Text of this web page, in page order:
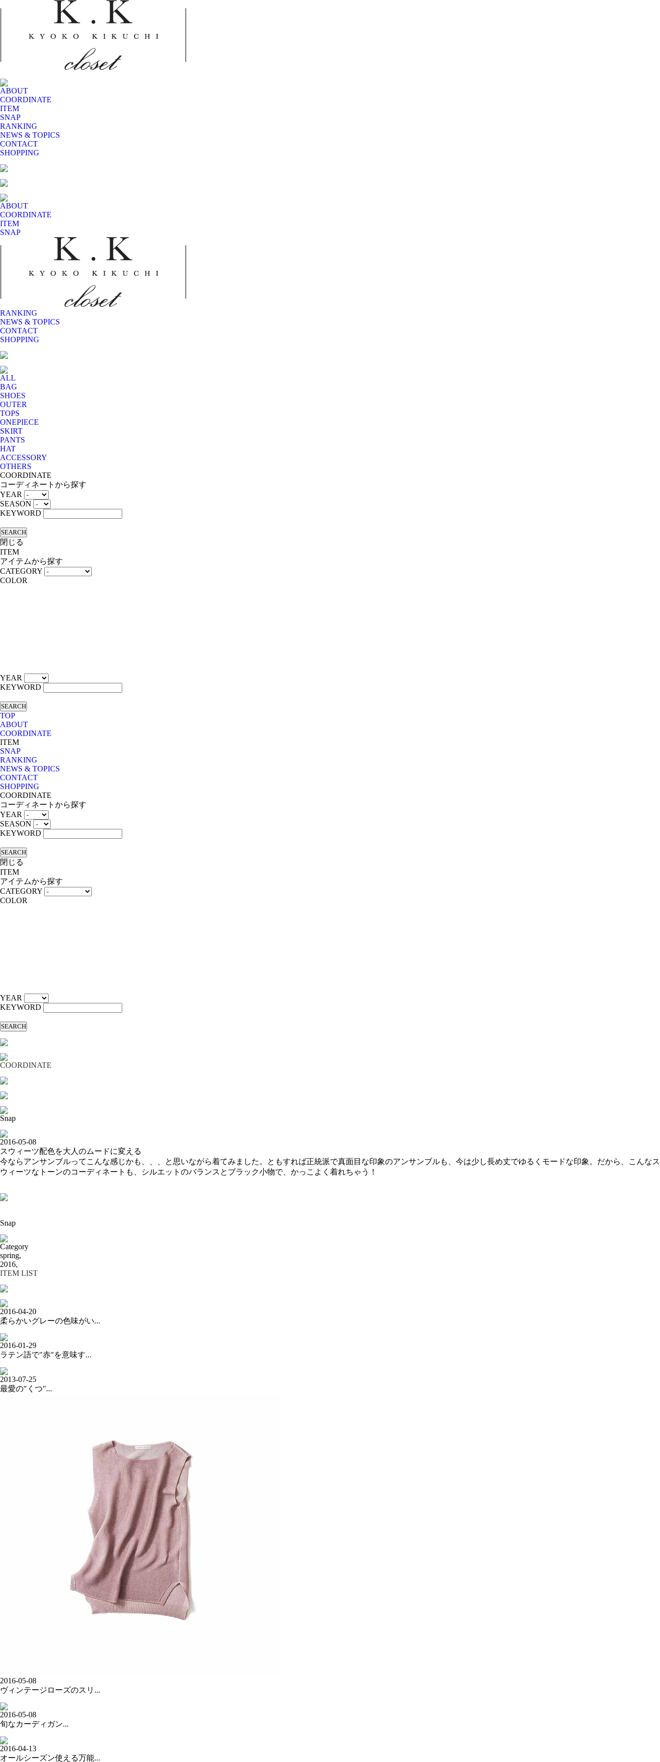
ABOUT
COORDINATE
ITEM
SNAP
RANKING
NEWS & TOPICS
CONTACT
SHOPPING
ABOUT
COORDINATE
ITEM
SNAP
RANKING
NEWS & TOPICS
CONTACT
SHOPPING
ALL
BAG
SHOES
OUTER
TOPS
ONEPIECE
SKIRT
PANTS
HAT
ACCESSORY
OTHERS
COORDINATE
コーディネートから探す
YEAR
SEASON
KEYWORD
SEARCH
閉じる
ITEM
アイテムから探す
CATEGORY
COLOR
YEAR
KEYWORD
SEARCH
TOP
ABOUT
COORDINATE
ITEM
SNAP
RANKING
NEWS & TOPICS
CONTACT
SHOPPING
COORDINATE
コーディネートから探す
YEAR
SEASON
KEYWORD
SEARCH
閉じる
ITEM
アイテムから探す
CATEGORY
COLOR
YEAR
KEYWORD
SEARCH
COORDINATE
Snap
2016-05-08
スウィーツ配色を大人のムードに変える
今ならアンサンブルってこんな感じかも、、、と思いながら着てみました。ともすれば正統派で真面目な印象のアンサンブルも、今は少し長め丈でゆるくモードな印象。だから、こんなス
ウィーツなトーンのコーディネートも、シルエットのバランスとブラック小物で、かっこよく着れちゃう！
Snap
Category
spring,
2016,
ITEM LIST
2016-04-20
柔らかいグレーの色味がい...
2016-01-29
ラテン語で"赤"を意味す...
2013-07-25
最愛の"くつ"...
2016-05-08
ヴィンテージローズのスリ...
2016-05-08
旬なカーディガン...
2016-04-13
オールシーズン使える万能...